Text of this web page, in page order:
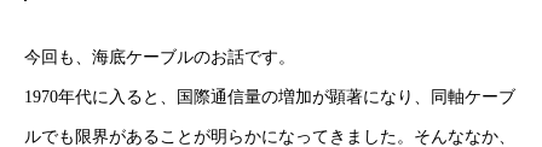
今回も、海底ケーブルのお話です。
1970年代に入ると、国際通信量の増加が顕著になり、同軸ケーブ
ルでも限界があることが明らかになってきました。そんななか、